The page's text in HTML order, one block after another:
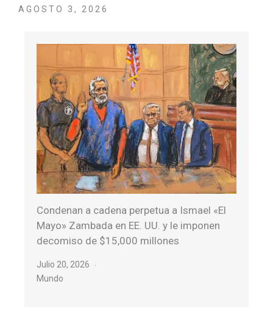
AGOSTO 3, 2026
Condenan a cadena perpetua a Ismael «El
Mayo» Zambada en EE. UU. y le imponen
decomiso de $15,000 millones
Julio 20, 2026
Mundo